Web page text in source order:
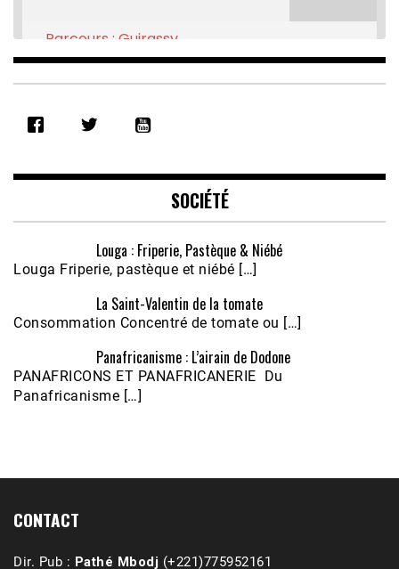
RSS FEED
EMBED
Parcours : Guirassy
Feb 16, 2021 • 28:08
Écoutez le parcours de Claudiane Kapia
Nobana (Podologue)
Feb 24, 2021 • 28mn
SOCIÉTÉ
Louga : Friperie, Pastèque & Niébé
Louga Friperie, pastèque et niébé […]
La Saint-Valentin de la tomate
Consommation Concentré de tomate ou […]
Panafricanisme : L’airain de Dodone
PANAFRICONS ET PANAFRICANERIE Du
Panafricanisme […]
CONTACT
Dir. Pub : Pathé Mbodj (+221)775952161